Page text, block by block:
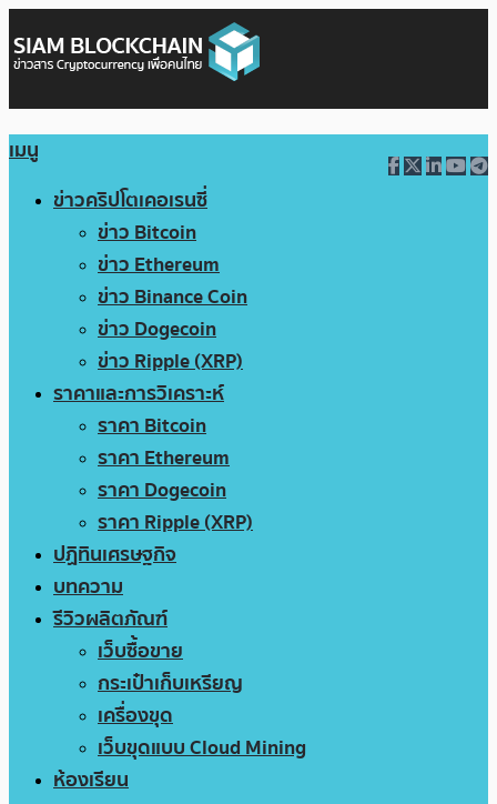
เมนู
ข่าวคริปโตเคอเรนซี่
ข่าว Bitcoin
ข่าว Ethereum
ข่าว Binance Coin
ข่าว Dogecoin
ข่าว Ripple (XRP)
ราคาและการวิเคราะห์
ราคา Bitcoin
ราคา Ethereum
ราคา Dogecoin
ราคา Ripple (XRP)
ปฏิทินเศรษฐกิจ
บทความ
รีวิวผลิตภัณฑ์
เว็บซื้อขาย
กระเป๋าเก็บเหรียญ
เครื่องขุด
เว็บขุดแบบ Cloud Mining
ห้องเรียน